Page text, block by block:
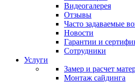
Видеогалерея
Отзывы
Часто задаваемые
Новости
Гарантии и
Сотрудники
Услуги
Замер и расчет
Монтаж сайдинга